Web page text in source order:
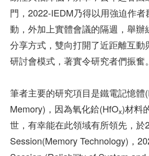
門，2022-IEDM乃得以用強迫作者
動，外加上實體會議的隔週，舉辦
分享方式，雙向打開了近距離互動
研討會模式，著實令研究者們振奮。
筆者主要的研究項目是鐵電記憶體
Memory)，因為氧化鉿(HfOx)材料
世，有幸能在此領域有所領先，於
Session(Memory Technology)，